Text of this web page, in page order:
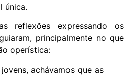
única.
reflexões expressando os
principalmente no que
operística:
achávamos que as